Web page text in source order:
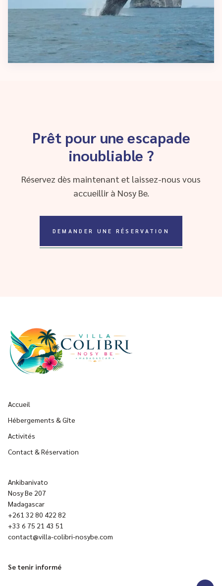
Prêt pour une escapade
inoubliable ?
Réservez dès maintenant et laissez-nous vous
accueillir à Nosy Be.
DEMANDER UNE RÉSERVATION
Accueil
Hébergements & Gîte
Activités
Contact & Réservation
Ankibanivato
Nosy Be 207
Madagascar
+261 32 80 422 82
+33 6 75 21 43 51
contact@villa-colibri-nosybe.com
Se tenir informé